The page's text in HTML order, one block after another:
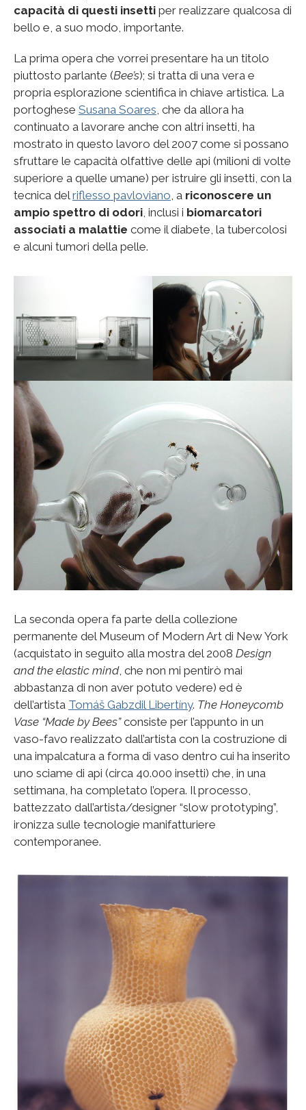
capacità di questi insetti per realizzare qualcosa di
bello e, a suo modo, importante.
La prima opera che vorrei presentare ha un titolo
piuttosto parlante (Bee’s); si tratta di una vera e
propria esplorazione scientifica in chiave artistica. La
portoghese Susana Soares, che da allora ha
continuato a lavorare anche con altri insetti, ha
mostrato in questo lavoro del 2007 come si possano
sfruttare le capacità olfattive delle api (milioni di volte
superiore a quelle umane) per istruire gli insetti, con la
tecnica delriflesso pavloviano, a riconoscere un
ampio spettro di odori, inclusi i biomarcatori
associati a malattie come il diabete, la tubercolosi
e alcuni tumori della pelle.
La seconda opera fa parte della collezione
permanente del Museum of Modern Art di New York
(acquistato in seguito alla mostra del 2008 Design
and the elastic mind, che non mi pentirò mai
abbastanza di non aver potuto vedere) ed è
dell’artista Tomáš Gabzdil Libertíny. The Honeycomb
Vase “Made by Bees”consiste per l’appunto in un
vaso-favo realizzato dall’artista con la costruzione di
una impalcatura a forma di vaso dentro cui ha inserito
uno sciame di api (circa 40.000 insetti) che, in una
settimana, ha completato l’opera. Il processo,
battezzato dall’artista/designer “slow prototyping”,
ironizza sulle tecnologie manifatturiere
contemporanee.